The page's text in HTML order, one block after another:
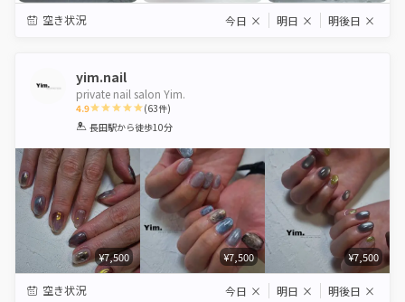
空き状況 今日 × 明日 × 明後日 ×
yim.nail
private nail salon Yim.
4.9
1 2 3 4 5
(63件)
長田駅から徒歩10分
¥7,500 ¥7,500 ¥7,500
空き状況 今日 × 明日 × 明後日 ×